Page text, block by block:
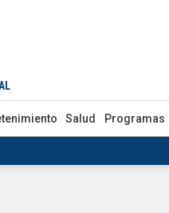
Salud Programas